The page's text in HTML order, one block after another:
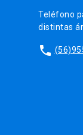
Teléfono
distintas
phone